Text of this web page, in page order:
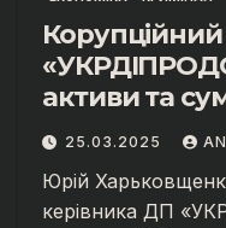
активи та
25.03.2025
Юрій
керівника ДП